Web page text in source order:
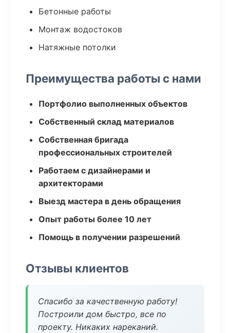
Бетонные работы
Монтаж водостоков
Натяжные потолки
Преимущества работы с нами
Портфолио выполненных объектов
Собственный склад материалов
Собственная бригада
профессиональных строителей
Работаем с дизайнерами и
архитекторами
Выезд мастера в день обращения
Опыт работы более 10 лет
Помощь в получении разрешений
Отзывы клиентов
Спасибо за качественную работу!
Построили дом быстро, все по
проекту. Никаких нареканий.